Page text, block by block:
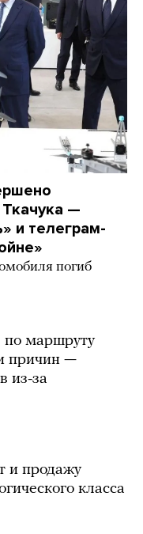
—
и телеграм-
погиб
по маршруту
причин —
из-за
и продажу
класса